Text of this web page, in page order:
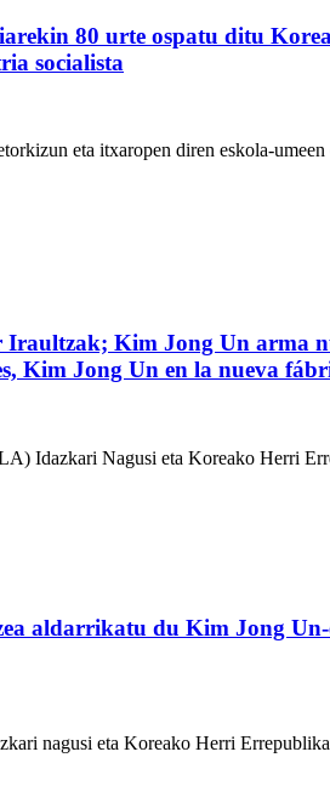
80 urte ospatu ditu
socialista
eta itxaropen diren eskola-
Kim Jong Un arma
Kim Jong Un en la nueva
Idazkari Nagusi eta Koreako Herri
aldarrikatu du Kim Jong
nagusi eta Koreako Herri